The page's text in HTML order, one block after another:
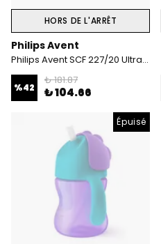
HORS DE L'ARRÊT
Philips Avent
Philips Avent SCF 227/20 Ultra Soft Desenli Emzik 0-6 Ay Kız
%42
₺ 181.87
₺ 104.66
Épuisé